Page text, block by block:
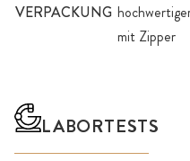
VERPACKUNG
mit Zipper
LABORTESTS